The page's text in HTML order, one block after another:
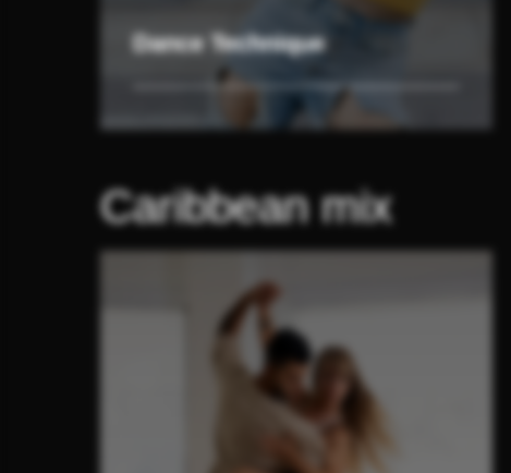
Dance Technique
Caribbean mix